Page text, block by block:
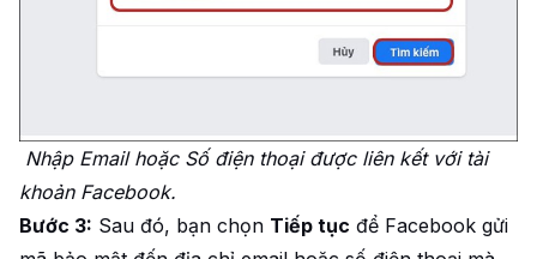
Nhập Email hoặc Số điện thoại được liên kết với tài
khoản Facebook.
Bước 3: Sau đó, bạn chọn Tiếp tục để Facebook gửi